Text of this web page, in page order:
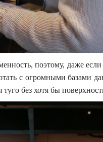
поэтому, даже
с огромными базами
без хотя бы